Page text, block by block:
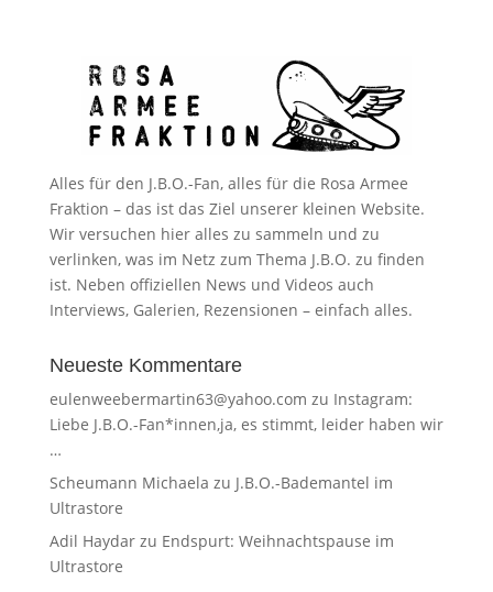
Alles für den J.B.O.-Fan, alles für die Rosa Armee
Fraktion – das ist das Ziel unserer kleinen Website.
Wir versuchen hier alles zu sammeln und zu
verlinken, was im Netz zum Thema J.B.O. zu finden
ist. Neben offiziellen News und Videos auch
Interviews, Galerien, Rezensionen – einfach alles.
Neueste Kommentare
eulenweebermartin63@yahoo.com zu Instagram:
Liebe J.B.O.-Fan*innen,ja, es stimmt, leider haben wir
…
Scheumann Michaela zu J.B.O.-Bademantel im
Ultrastore
Adil Haydarzu Endspurt: Weihnachtspause im
Ultrastore